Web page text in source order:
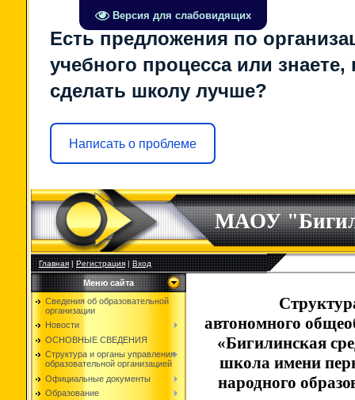
Версия для слабовидящих
Есть предложения по
учебного процесса или знаете,
сделать школу лучше?
Написать о проблеме
МАОУ
Главная|Регистрация|Вход
Меню сайта
Сведения об образовательной
организации
Новости
ОСНОВНЫЕ СВЕДЕНИЯ
Структура и органы управления
образовательной организацией
Официальные документы
Образование
автономного
«Бигилинская
школа имени
народного